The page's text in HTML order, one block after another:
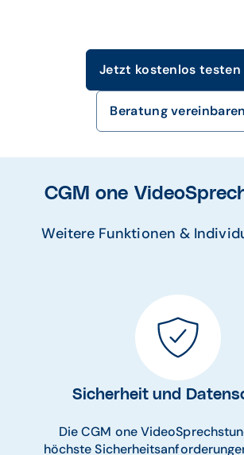
Jetzt kostenlos testen
Beratung vereinbaren
CGM one
Weitere Funktionen &
Sicherheit und
Die CGM one
höchste